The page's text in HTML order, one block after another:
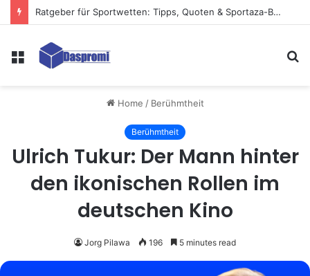
Ratgeber für Sportwetten: Tipps, Quoten & Sportaza-Bewertungen für Anfänger
Menu
Home / Berühmtheit
Berühmtheit
Ulrich Tukur: Der Mann hinter
den ikonischen Rollen im
deutschen Kino
Jorg Pilawa 196 5 minutes read